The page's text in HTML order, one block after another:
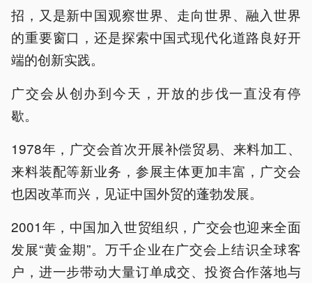
招，又是新中国观察世界、走向世界、融入世界
的重要窗口，还是探索中国式现代化道路良好开
端的创新实践。
广交会从创办到今天，开放的步伐一直没有停
歇。
1978年，广交会首次开展补偿贸易、来料加工、
来料装配等新业务，参展主体更加丰富，广交会
也因改革而兴，见证中国外贸的蓬勃发展。
2001年，中国加入世贸组织，广交会也迎来全面
发展“黄金期”。万千企业在广交会上结识全球客
户，进一步带动大量订单成交、投资合作落地与